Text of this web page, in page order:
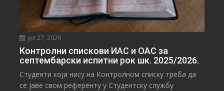
јул 27, 2026
Контролни спискови ИАС и ОАС за
септембарски испитни рок шк. 2025/2026.
Студенти који нису на Контролном списку треба да
се јаве свом референту у Студентску службу